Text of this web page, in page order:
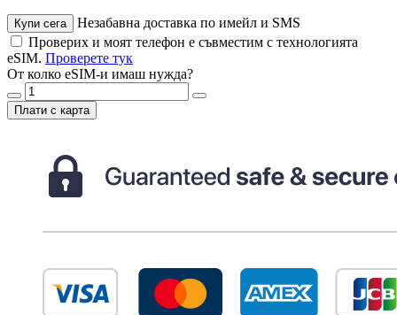
Купи сега
Незабавна доставка по имейл и SMS
Проверих и моят телефон е съвместим с технологията
eSIM. Проверете тук
От колко eSIM-и имаш нужда?
Плати с карта